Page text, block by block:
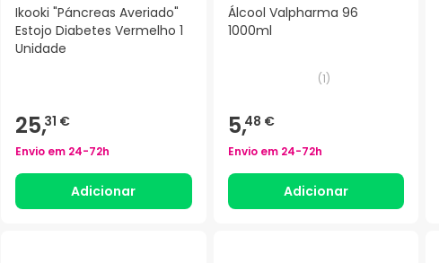
Ikooki "Páncreas Averiado"
Estojo Diabetes Vermelho 1
Unidade
25,31 €
Envio em 24-72h
Adicionar
Álcool Valpharma 96
1000ml
(1)
5,48 €
Envio em 24-72h
Adicionar